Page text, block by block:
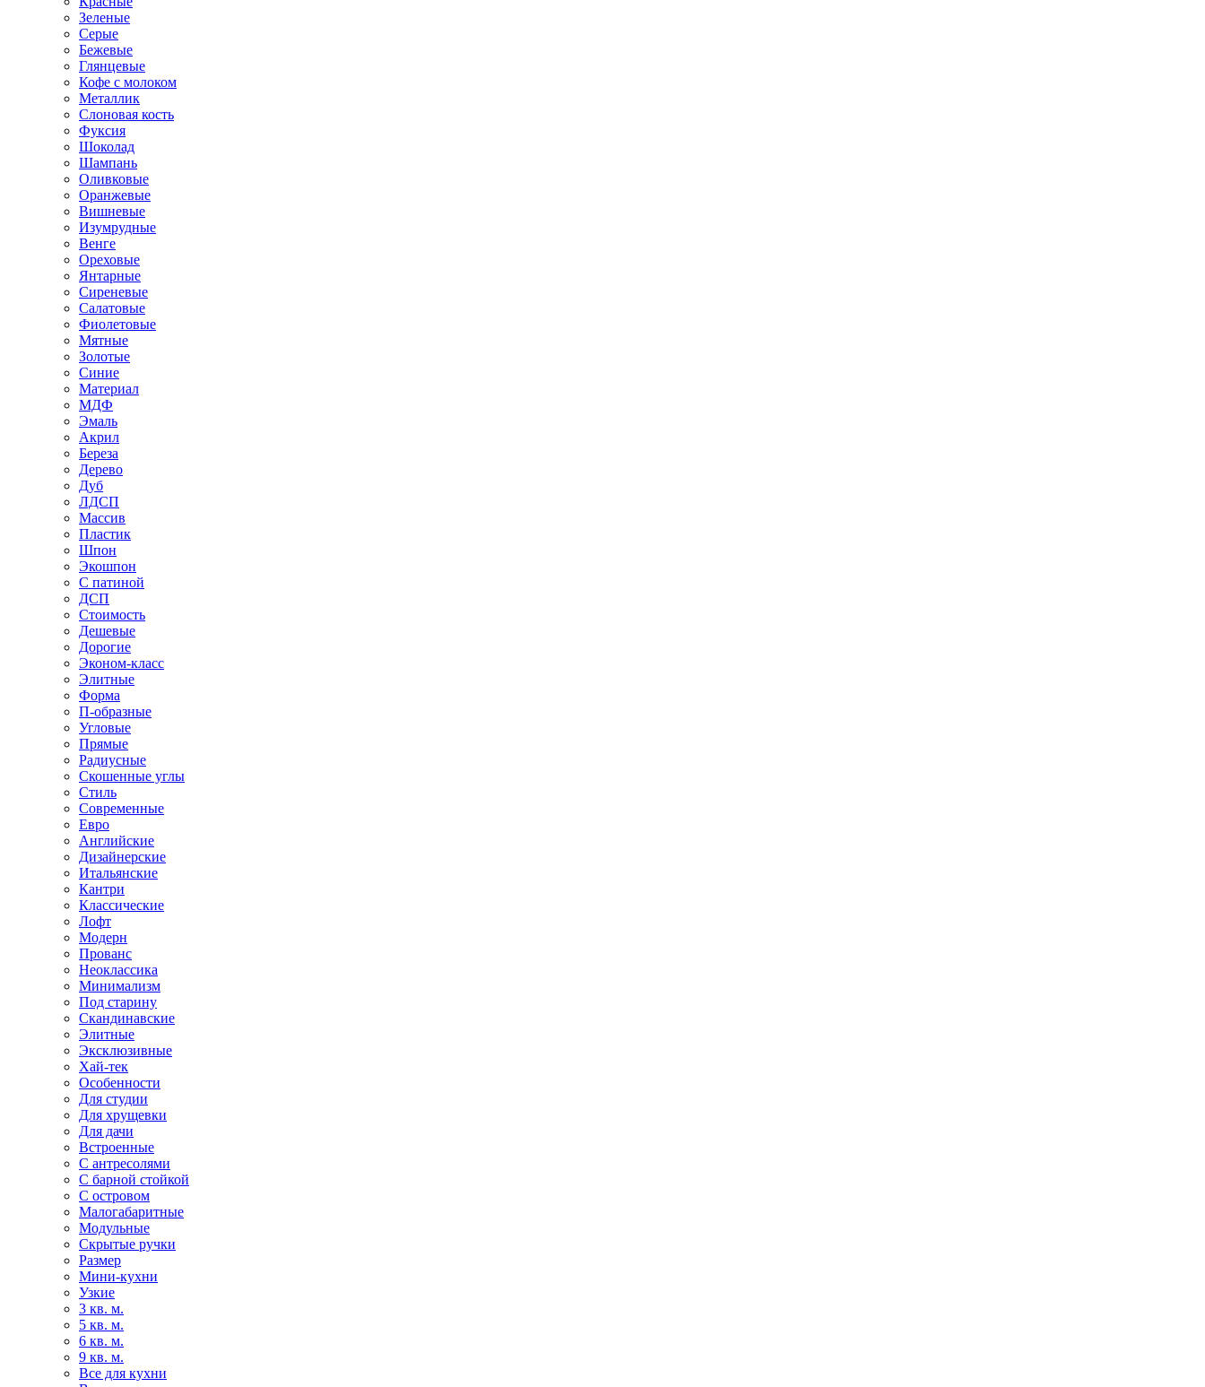
Зеленые
Серые
Бежевые
Глянцевые
Кофе с молоком
Металлик
Слоновая кость
Фуксия
Шоколад
Шампань
Оливковые
Оранжевые
Вишневые
Изумрудные
Венге
Ореховые
Янтарные
Сиреневые
Салатовые
Фиолетовые
Мятные
Золотые
Синие
Материал
МДФ
Эмаль
Акрил
Береза
Дерево
Дуб
ЛДСП
Массив
Пластик
Шпон
Экошпон
С патиной
ДСП
Стоимость
Дешевые
Дорогие
Эконом-класс
Элитные
Форма
П-образные
Угловые
Прямые
Радиусные
Скошенные углы
Стиль
Современные
Евро
Английские
Дизайнерские
Итальянские
Кантри
Классические
Лофт
Модерн
Прованс
Неоклассика
Минимализм
Под старину
Скандинавские
Элитные
Эксклюзивные
Хай-тек
Особенности
Для студии
Для хрущевки
Для дачи
Встроенные
С антресолями
С барной стойкой
С островом
Малогабаритные
Модульные
Скрытые ручки
Размер
Мини-кухни
Узкие
3 кв. м.
5 кв. м.
6 кв. м.
9 кв. м.
Все для кухни